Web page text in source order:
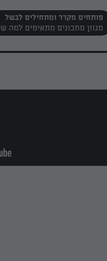
פותחים מקרר ומתחילים לבשל